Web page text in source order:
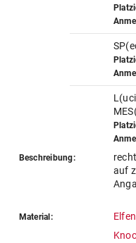
Beschreibung:
auf
Material: